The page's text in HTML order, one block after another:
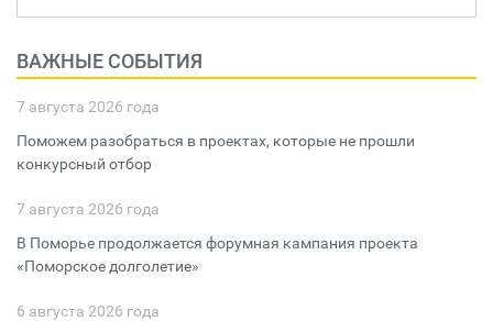
ВАЖНЫЕ СОБЫТИЯ
7 августа 2026 года
Поможем разобраться в проектах, которые не прошли
конкурсный отбор
7 августа 2026 года
В Поморье продолжается форумная кампания проекта
«Поморское долголетие»
6 августа 2026 года